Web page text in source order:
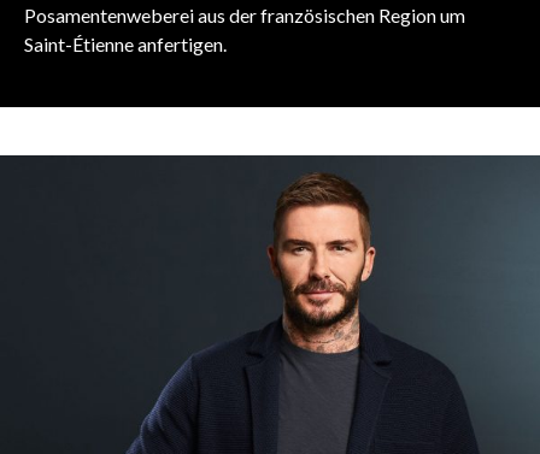
Posamentenweberei aus der französischen Region um
Saint-Étienne anfertigen.